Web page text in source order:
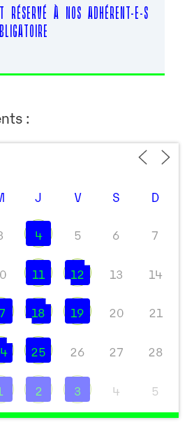
RÉSERVÉ À NOS ADHÉRENT-E-S
:
J V S D
4 5 6 7
11 12 13 14
18 19 20 21
25 26 27 28
2 3 4 5